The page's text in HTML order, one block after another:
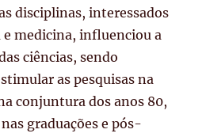
disciplinas, interessados
medicina, influenciou a
ciências, sendo
as pesquisas na
conjuntura dos anos 80,
graduações e pós-